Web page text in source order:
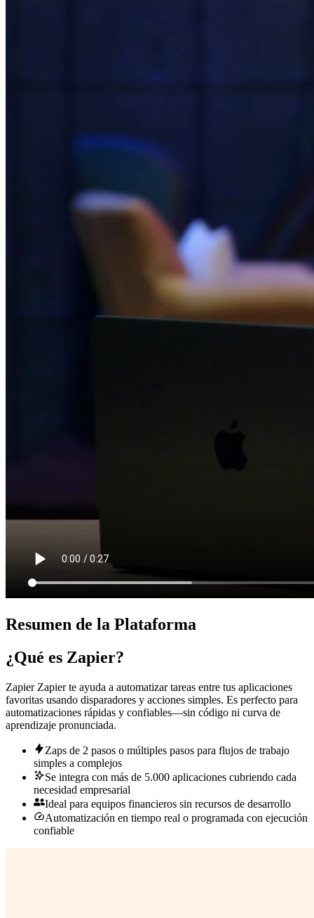
Resumen de la Plataforma
¿Qué es Zapier?
Zapier Zapier te ayuda a automatizar tareas entre tus aplicaciones
favoritas usando disparadores y acciones simples. Es perfecto para
automatizaciones rápidas y confiables—sin código ni curva de
aprendizaje pronunciada.
Zaps de 2 pasos o múltiples pasos para flujos de trabajo
simples a complejos
Se integra con más de 5.000 aplicaciones cubriendo cada
necesidad empresarial
Ideal para equipos financieros sin recursos de desarrollo
Automatización en tiempo real o programada con ejecución
confiable